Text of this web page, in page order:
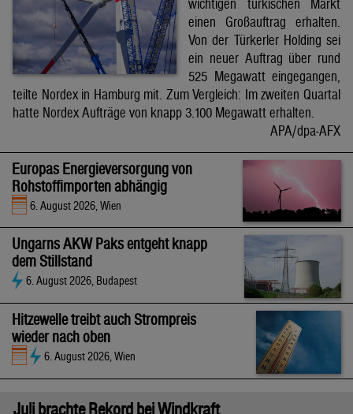
wichtigen türkischen Markt
einen Großauftrag erhalten.
Von der Türkerler Holding sei
ein neuer Auftrag über rund
525 Megawatt eingegangen,
teilte Nordex in Hamburg mit. Zum Vergleich: Im zweiten Quartal
hatte Nordex Aufträge von knapp 3.100 Megawatt erhalten.
APA/dpa-AFX
Europas Energieversorgung von
Rohstoffimporten abhängig
6. August 2026, Wien
Ungarns AKW Paks entgeht knapp
dem Stillstand
6. August 2026, Budapest
Hitzewelle treibt auch Strompreis
wieder nach oben
6. August 2026, Wien
Juli brachte Rekord bei Windkraft